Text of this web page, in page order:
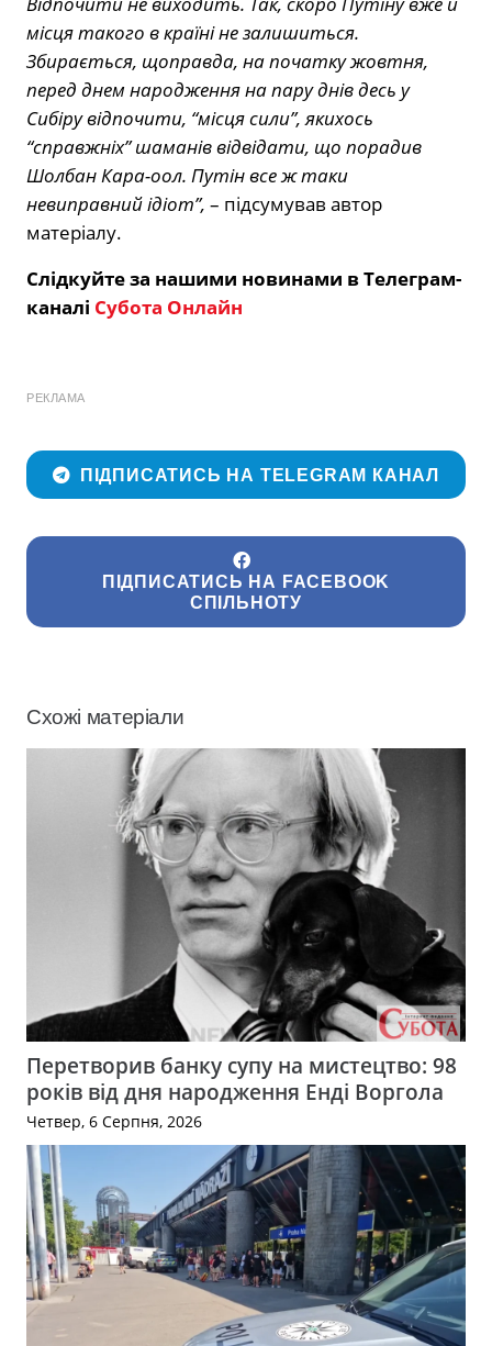
місця такого в країні не залишиться.
Збирається, щоправда, на початку жовтня,
перед днем народження на пару днів десь у
Сибіру відпочити, “місця сили”, якихось
“справжніх” шаманів відвідати, що порадив
Шолбан Кара-оол. Путін все ж таки
невиправний ідіот”, – підсумував автор
матеріалу.
Слідкуйте за нашими новинами в Телеграм-
каналі Субота Онлайн
РЕКЛАМА
ПІДПИСАТИСЬ НА TELEGRAM КАНАЛ
ПІДПИСАТИСЬ НА FACEBOOK
СПІЛЬНОТУ
Схожі матеріали
Перетворив банку супу на мистецтво: 98
років від дня народження Енді Воргола
Четвер, 6 Серпня, 2026